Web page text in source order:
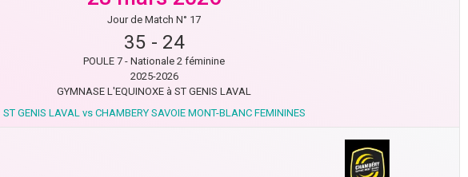
Jour de Match N° 17
35 - 24
POULE 7 - Nationale 2 féminine
2025-2026
GYMNASE L'EQUINOXE à ST GENIS LAVAL
ST GENIS LAVAL vs CHAMBERY SAVOIE MONT-BLANC FEMININES